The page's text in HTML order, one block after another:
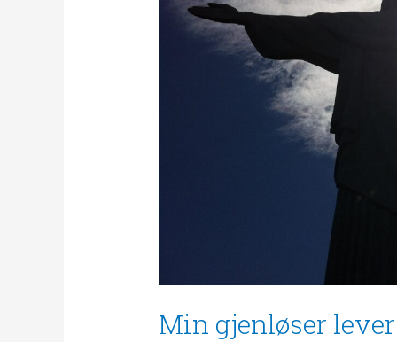
Min gjenløser lever